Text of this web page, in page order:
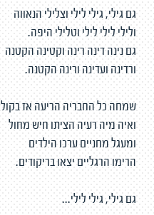
גם גילי, גילי לילי וצלילי הנאווה
ולילי לילי לילי וטלילי היפה.
גם נינה דינה רינה וקטינה הקטנה
ורדינה ועדינה ורינה הקטנה.
שמחה כל החבריה הריעה אז בקול
ואיה מיה רעיה הציתו חיש מחול
ומעגל מחניים ערכו הילדים
הרימו הרגליים יצאו בריקודים.
גם גילי, גילי לילי...